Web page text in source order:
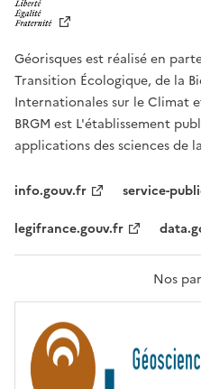
Géorisques est réalisé en
Transition Écologique, de la
Internationales sur le Climat
BRGM est L'établissement
applications des sciences de
info.gouv.fr
service-
legifrance.gouv.fr
Nos